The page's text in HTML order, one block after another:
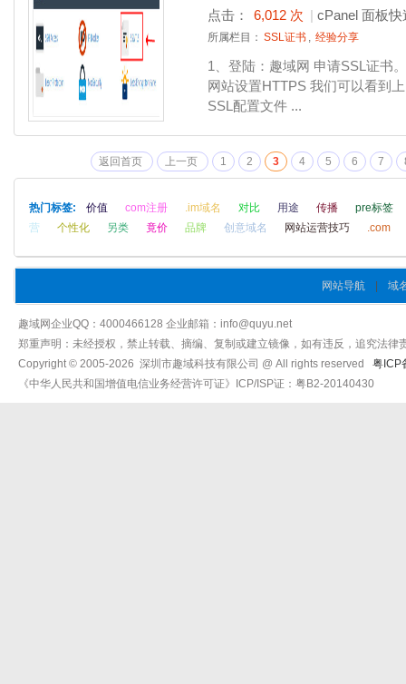
点击： 6,012 次 | cPanel 面板
所属栏目： SSL证书 , 经验分享
1、登陆：趣域网 申请SSL证书
网站设置HTTPS 我们可以看到
SSL配置文件 ...
返回首页 上一页 1 2 3 4 5 6 7
热门标签: 价值 com注册 .im域名 对比 用途 传播
pre标签
营
个性化 另类 竟价 品牌 创意域名 网站运营技巧 .com
网站导航 域
趣域网企业QQ：4000466128 企业邮箱：info@quyu.net
郑重声明：未经授权，禁止转载、摘编、复制或建立镜像，如有违反，追究法律
Copyright © 2005-2026 深圳市趣域科技有限公司 @ All rights reserved 粤ICP
《中华人民共和国增值电信业务经营许可证》ICP/ISP证：粤B2-20140430